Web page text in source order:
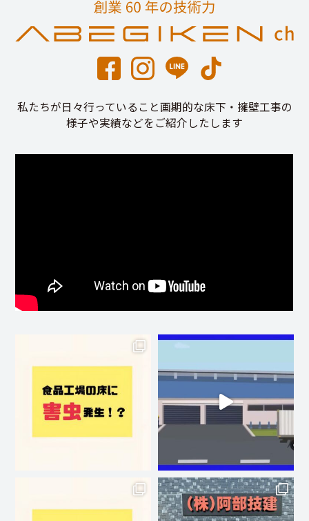
私たちが日々行っていること画期的な床下・擁壁工事の
様子や実績などをご紹介したします